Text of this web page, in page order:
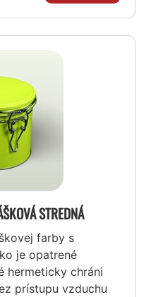
STREDNÁ
farby s
je opatrené
hermeticky chráni
prístupu vzduchu